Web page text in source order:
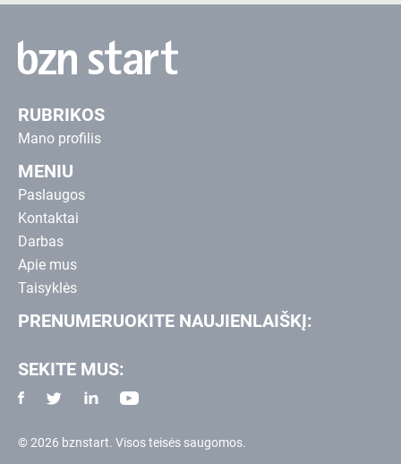
RUBRIKOS
Mano profilis
MENIU
Paslaugos
Kontaktai
Darbas
Apie mus
Taisyklės
PRENUMERUOKITE NAUJIENLAIŠKĮ:
SEKITE MUS:
© 2026 bznstart. Visos teisės saugomos.